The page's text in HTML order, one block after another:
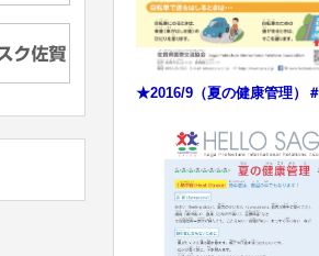
★2016/9（夏の健康管理